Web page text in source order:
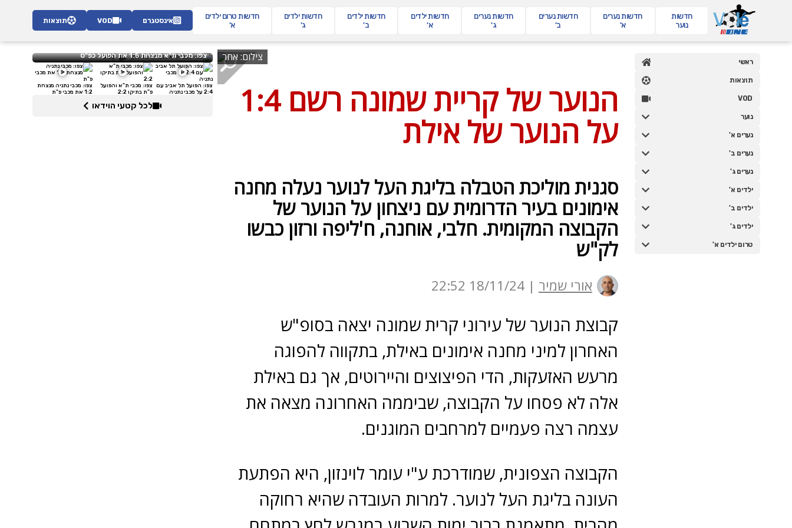
חדשות
נוער
חדשותנערים
א'
חדשותנערים
ב'
חדשותנערים
ג'
חדשותילדים
א'
חדשותילדים
ב'
חדשותילדים
ג'
חדשות טרום ילדים
א'
אינסטגרם VOD תוצאות
ראשי
תוצאות
VOD
נוער
נערים א'
נערים ב'
נערים ג'
ילדים א'
ילדים ב'
ילדים ג'
טרום ילדים א'
צפו: מכבי ת"א מנצחת 1:5 את הפועל כפ"ס
צפו: הפועל תל אביב עם
2:4 על מכבי נתניה
צפו: מכבי ת"א והפועל
פ"ת בתיקו 2:2
צפו: מכבי נתניה מנצחת
1:2 את מכבי פ"ת
לכל קטעי הוידאו